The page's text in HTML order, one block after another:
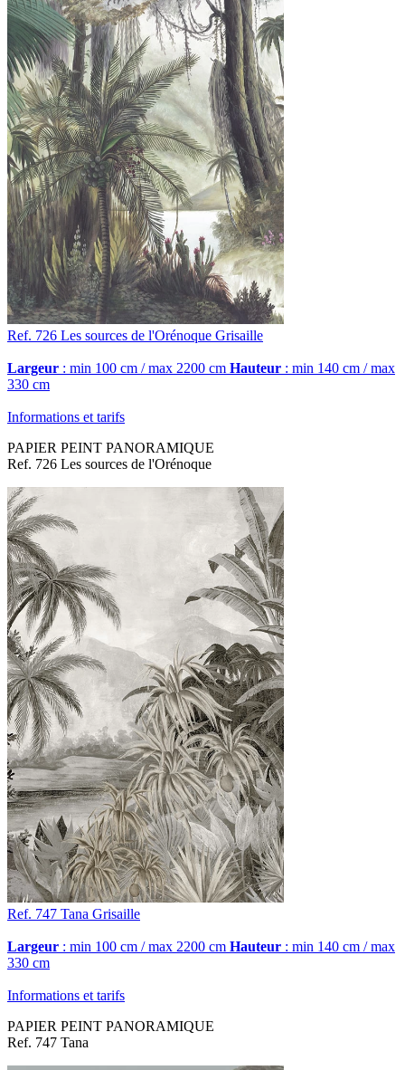
Ref. 726 Les sources de l'Orénoque Grisaille
Largeur : min 100 cm / max 2200 cm Hauteur : min 140 cm / max
330 cm
Informations et tarifs
PAPIER PEINT PANORAMIQUE
Ref. 726 Les sources de l'Orénoque
Ref. 747 Tana Grisaille
Largeur : min 100 cm / max 2200 cm Hauteur : min 140 cm / max
330 cm
Informations et tarifs
PAPIER PEINT PANORAMIQUE
Ref. 747 Tana